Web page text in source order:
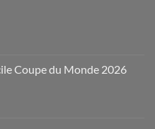
Coupe du Monde 2026